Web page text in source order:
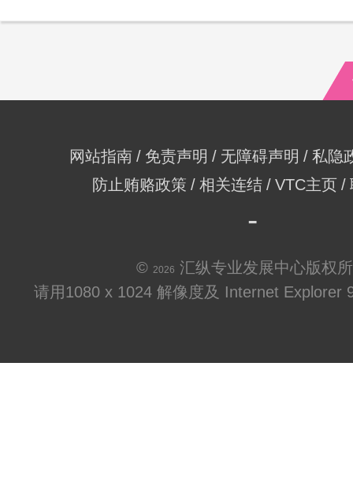
网站指南 免责声明 无障碍声明
私隐
防止贿赂政策
相关连结 VTC主页
© 2026 汇纵专业发展中心版权
请用1080 x 1024 解像度及 Internet Explorer